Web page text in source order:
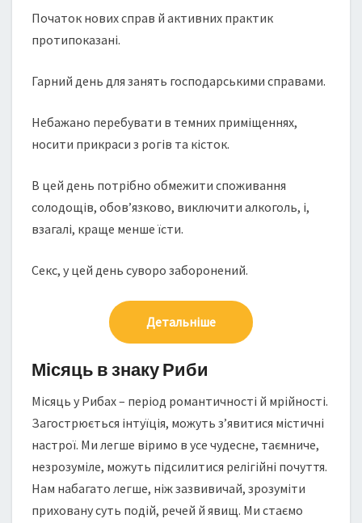
Початок нових справ й активних практик
протипоказані.
Гарний день для занять господарськими справами.
Небажано перебувати в темних приміщеннях,
носити прикраси з рогів та кісток.
В цей день потрібно обмежити споживання
солодощів, обов’язково, виключити алкоголь, і,
взагалі, краще менше їсти.
Секс, у цей день суворо заборонений.
Детальніше
Місяць в знаку Риби
Місяць у Рибах – період романтичності й мрійності.
Загострюється інтуїція, можуть з’явитися містичні
настрої. Ми легше віримо в усе чудесне, таємниче,
незрозуміле, можуть підсилитися релігійні почуття.
Нам набагато легше, ніж зазвивичай, зрозуміти
приховану суть подій, речей й явищ. Ми стаємо